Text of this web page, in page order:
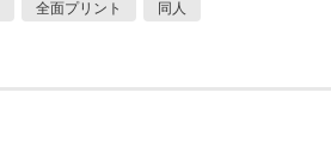
全面プリント 同人